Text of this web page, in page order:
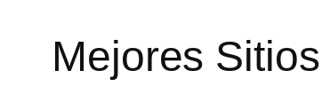
Mejores